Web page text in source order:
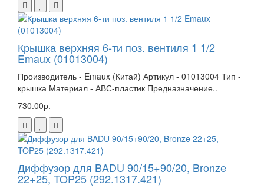
Крышка верхняя 6-ти поз. вентиля 1 1/2
Emaux (01013004)
Производитель - Emaux (Китай) Артикул - 01013004 Тип -
крышка Материал - АВС-пластик Предназначение..
730.00р.
Диффузор для BADU 90/15+90/20, Bronze
22+25, TOP25 (292.1317.421)